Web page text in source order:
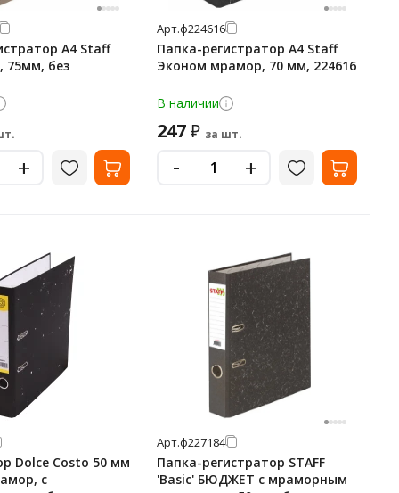
А4 Staff
75мм, без
+
Арт.ф224616
Папка-регистратор А4 Staff
Эконом мрамор, 70 мм, 224616
В наличии
247₽ за шт.
- +
Dolce Costo 50 мм
с
Арт.ф227184
Папка-регистратор STAFF
'Basic' БЮДЖЕТ с мраморным